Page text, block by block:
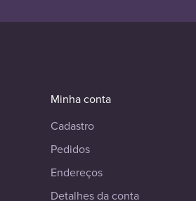
Minha conta
Cadastro
Pedidos
Endereços
Detalhes da conta